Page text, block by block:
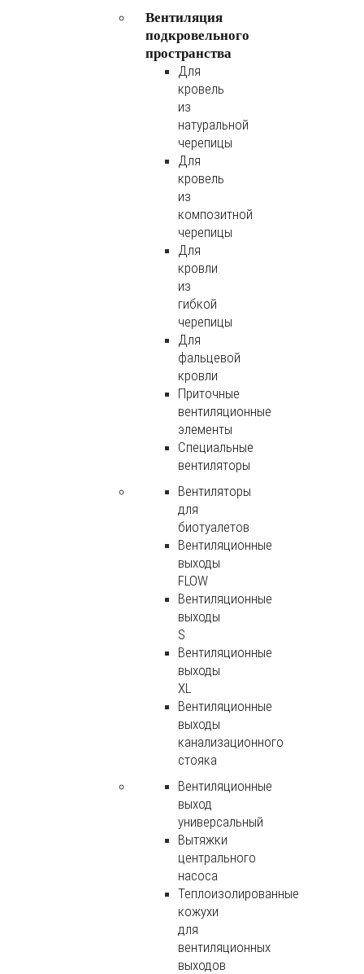
Вентиляция
подкровельного
пространства
Для
кровель
из
натуральной
черепицы
Для
кровель
из
композитной
черепицы
Для
кровли
из
гибкой
черепицы
Для
фальцевой
кровли
Приточные
вентиляционные
элементы
Специальные
вентиляторы
Вентиляторы
для
биотуалетов
Вентиляционные
выходы
FLOW
Вентиляционные
выходы
S
Вентиляционные
выходы
XL
Вентиляционные
выходы
канализационного
стояка
Вентиляционные
выход
универсальный
Вытяжки
центрального
насоса
Теплоизолированные
кожухи
для
вентиляционных
выходов